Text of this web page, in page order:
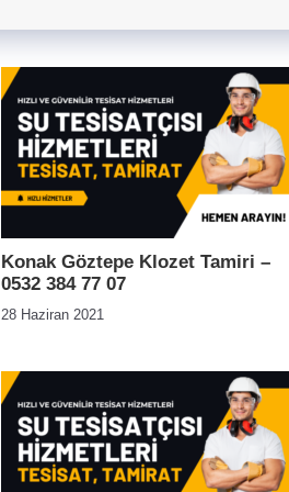
Konak Göztepe Klozet Tamiri –
0532 384 77 07
28 Haziran 2021